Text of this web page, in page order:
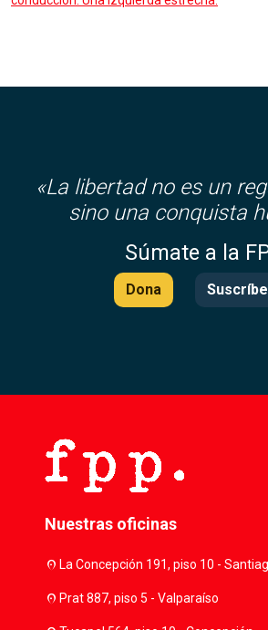
«La libertad no es un
sino una conquista
Súmate a la
Dona
Nuestras oficinas
location_onLa Concepción 191, piso 10 -
location_onPrat 887, piso 5 - Valparaíso